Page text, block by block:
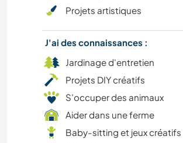
SPORTS D'ÉQUIPE
NATURE
Projets artistiques
J'ai des connaissances :
Jardinage d'entretien
Projets DIY créatifs
S’occuper des animaux
Aider dans une ferme
Baby-sitting et jeux créatifs